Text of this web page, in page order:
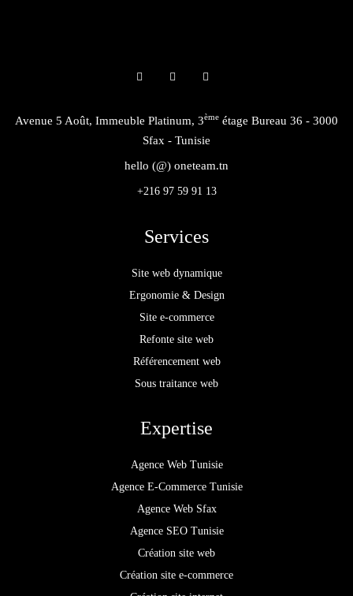
Avenue 5 Août, Immeuble Platinum, 3ème étage Bureau 36 - 3000
Sfax - Tunisie
hello (@) oneteam.tn
+216 97 59 91 13
Services
Site web dynamique
Ergonomie & Design
Site e-commerce
Refonte site web
Référencement web
Sous traitance web
Expertise
Agence Web Tunisie
Agence E-Commerce Tunisie
Agence Web Sfax
Agence SEO Tunisie
Création site web
Création site e-commerce